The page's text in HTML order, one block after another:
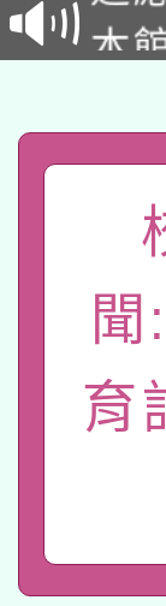
招)
本
礎
「
有
薪
轉
業
用
桃
開
本
招
適
育